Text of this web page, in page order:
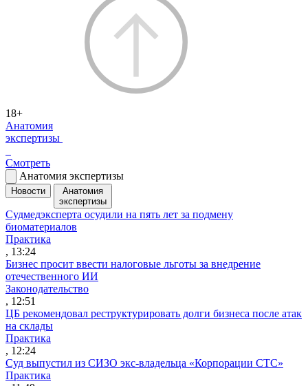
18+
Анатомия
экспертизы
Смотреть
Анатомия экспертизы
Новости
Анатомия
экспертизы
Судмедэксперта осудили на пять лет за подмену
биоматериалов
Практика
, 13:24
Бизнес просит ввести налоговые льготы за внедрение
отечественного ИИ
Законодательство
, 12:51
ЦБ рекомендовал реструктурировать долги бизнеса после атак
на склады
Практика
, 12:24
Суд выпустил из СИЗО экс-владельца «Корпорации СТС»
Практика